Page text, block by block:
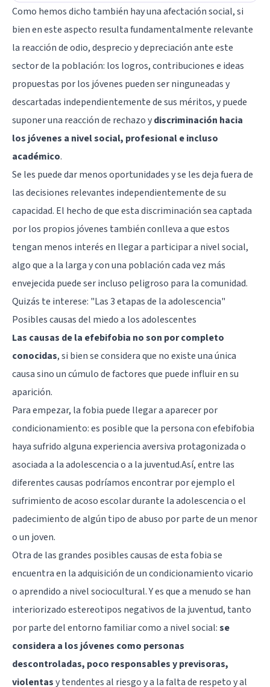
Como hemos dicho también hay una afectación social, si
bien en este aspecto resulta fundamentalmente relevante
la reacción de odio, desprecio y depreciación ante este
sector de la población: los logros, contribuciones e ideas
propuestas por los jóvenes pueden ser ninguneadas y
descartadas independientemente de sus méritos, y puede
suponer una reacción de rechazo ydiscriminación hacia
los jóvenes a nivel social, profesional e incluso
académico.
Se les puede dar menos oportunidades y se les deja fuera de
las decisiones relevantes independientemente de su
capacidad. El hecho de que esta discriminación sea captada
por los propios jóvenes también conlleva a que estos
tengan menos interés en llegar a participar a nivel social,
algo que a la larga y con una población cada vez más
envejecida puede ser incluso peligroso para la comunidad.
Quizás te interese: "Las 3 etapas de la adolescencia"
Posibles causas del miedo a los adolescentes
Las causas de la efebifobia no son por completo
conocidas, si bien se considera que no existe una única
causa sino un cúmulo de factores que puede influir en su
aparición.
Para empezar, la fobia puede llegar a aparecer por
condicionamiento: es posible que la persona con efebifobia
haya sufrido alguna experiencia aversiva protagonizada o
asociada a la adolescencia o a la juventud.Así, entre las
diferentes causas podríamos encontrar por ejemplo el
sufrimiento de acoso escolar durante la adolescencia o el
padecimiento de algún tipo de abuso por parte de un menor
o un joven.
Otra de las grandes posibles causas de esta fobia se
encuentra en la adquisición de un condicionamiento vicario
o aprendido a nivel sociocultural. Y es que a menudo se han
interiorizado estereotipos negativos de la juventud, tanto
por parte del entorno familiar como a nivel social:se
considera a los jóvenes como personas
descontroladas, poco responsables y previsoras,
violentasy tendentes al riesgo y a la falta de respeto y al